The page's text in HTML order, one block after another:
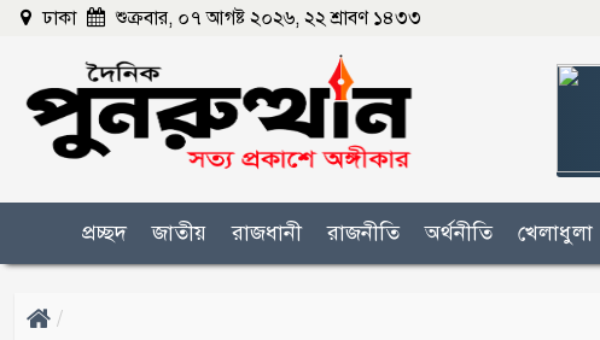
ঢাকা শুক্রবার, ০৭ আগষ্ট ২০২৬, ২২ শ্রাবণ ১৪৩৩
প্রচ্ছদ জাতীয় রাজধানী রাজনীতি অর্থনীতি খেলাধুলা